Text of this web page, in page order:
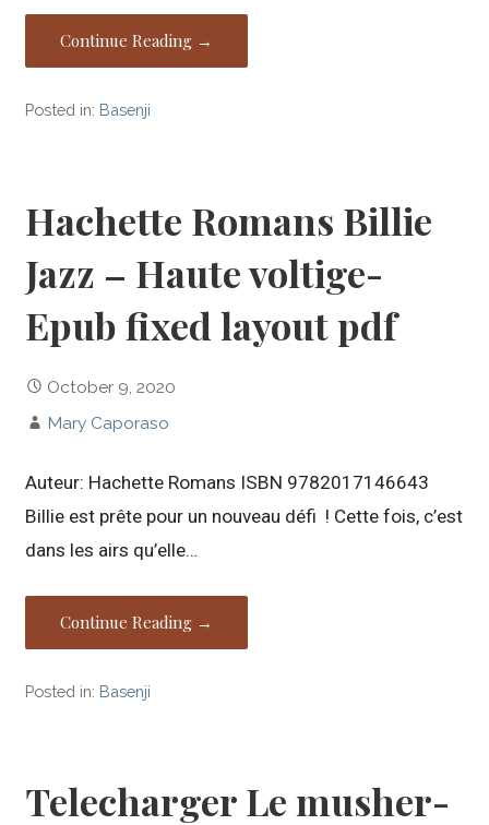
Continue Reading →
Posted in: Basenji
Hachette Romans Billie
Jazz – Haute voltige-
Epub fixed layout pdf
October 9, 2020
Mary Caporaso
Auteur: Hachette Romans ISBN 9782017146643
Billie est prête pour un nouveau défi ! Cette fois, c’est
dans les airs qu’elle…
Continue Reading →
Posted in: Basenji
Telecharger Le musher-